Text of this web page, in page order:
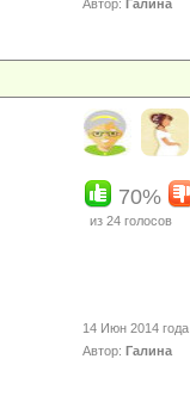
Автор:Галина
70%
из 24 голосов
14 Июн 2014 года
Автор:Галина